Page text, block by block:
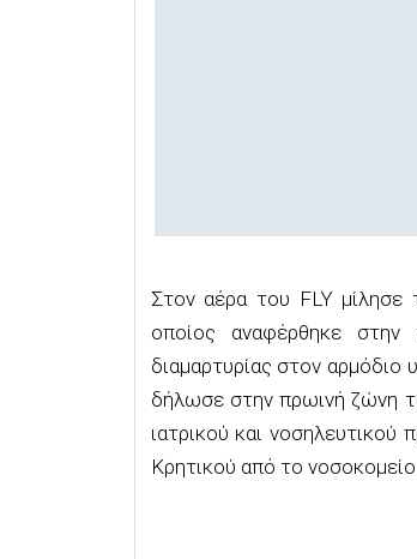
Στον αέρα του FLY
οποίος αναφέρθηκε
διαμαρτυρίας στον
δήλωσε στην πρωινή ζώνη
ιατρικού και
Κρητικού από το